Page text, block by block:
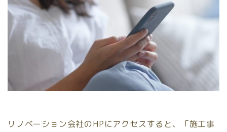
リノベーション会社のHPにアクセスすると、「施工事